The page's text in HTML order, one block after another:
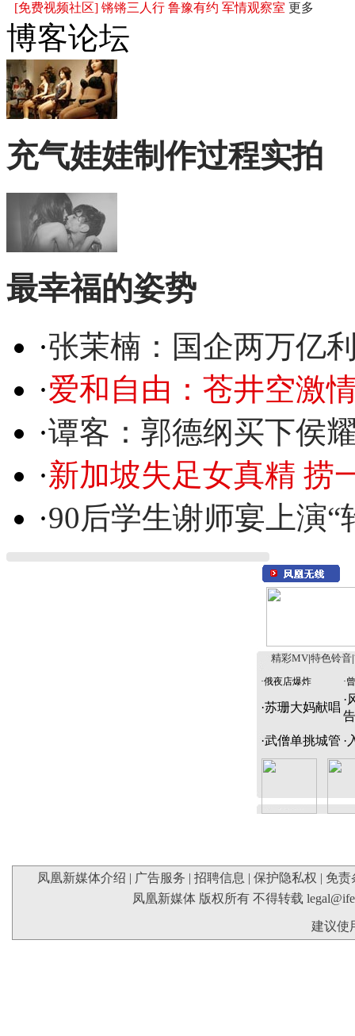
[免费视频社区] 锵锵三人行 鲁豫有约 军情观察室 更多
博客论坛
充气娃娃制作过程实拍
最幸福的姿势
·张茉楠：国企两万亿
·爱和自由：苍井空激
·谭客：郭德纲买下侯
·新加坡失足女真精 捞
·90后学生谢师宴上演“
精彩MV 特色铃音
·俄夜店爆炸 ·
·苏珊大妈献唱
·
告
·武僧单挑城管 ·
凤凰新媒体介绍 | 广告服务 | 招聘信息 | 保护隐私权 | 免责
凤凰新媒体 版权所有 不得转载
建议使